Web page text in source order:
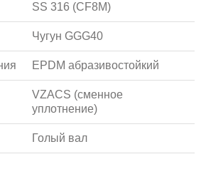
SS 316 (CF8M)
Чугун GGG40
EPDM абразивостойкий
VZACS (сменное
уплотнение)
Голый вал